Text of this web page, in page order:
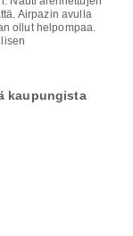
Airpazin avulla
ollut helpompaa.
kaupungista